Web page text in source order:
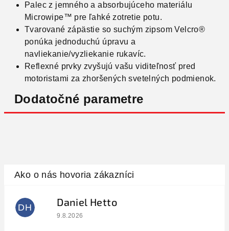
Palec z jemného a absorbujúceho materiálu
Microwipe™ pre ľahké zotretie potu.
Tvarované zápästie so suchým zipsom Velcro®
ponúka jednoduchú úpravu a
navliekanie/vyzliekanie rukavíc.
Reflexné prvky zvyšujú vašu viditeľnosť pred
motoristami za zhoršených svetelných podmienok.
Dodatočné parametre
DH Daniel Hetto
Hodnotenie obchodu je 5 z 5 hviezdičiek.
9.8.2026